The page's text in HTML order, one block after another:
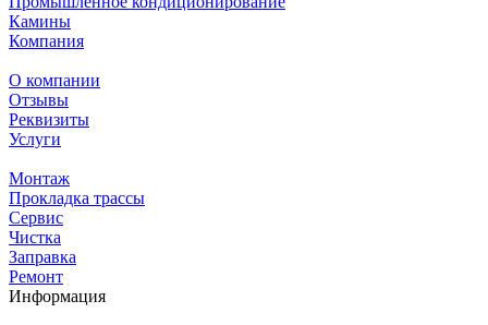
Камины
Компания
О компании
Отзывы
Реквизиты
Услуги
Монтаж
Прокладка трассы
Сервис
Чистка
Заправка
Ремонт
Информация